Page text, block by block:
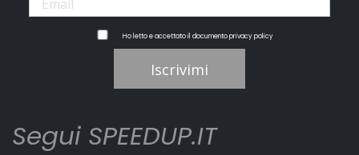
Ho letto e accettato il documentoprivacy policy
Iscrivimi
Segui SPEEDUP.IT